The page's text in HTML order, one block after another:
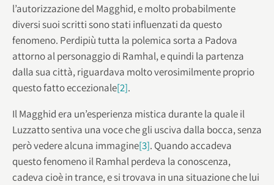
l’autorizzazione del Magghid, e molto probabilmente
diversi suoi scritti sono stati influenzati da questo
fenomeno. Perdipiù tutta la polemica sorta a Padova
attorno al personaggio di Ramhal, e quindi la partenza
dalla sua città, riguardava molto verosimilmente proprio
questo fatto eccezionale[2].
Il Magghid era un’esperienza mistica durante la quale il
Luzzatto sentiva una voce che gli usciva dalla bocca, senza
però vedere alcuna immagine[3]. Quando accadeva
questo fenomeno il Ramhal perdeva la conoscenza,
cadeva cioè in trance, e si trovava in una situazione che lui